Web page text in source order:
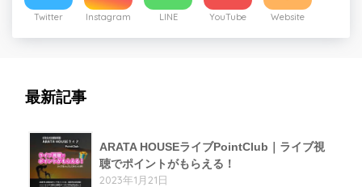
Twitter Instagram LINE YouTube Website
最新記事
ARATA HOUSEライブPointClub｜ライブ視
聴でポイントがもらえる！
2023年1月21日